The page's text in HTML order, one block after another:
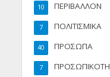
ΠΕΡΙΒΑΛΛΟΝ
10
ΠΟΛΙΤΙΣΜΙΚΑ
7
ΠΡΟΣΩΠΑ
40
7